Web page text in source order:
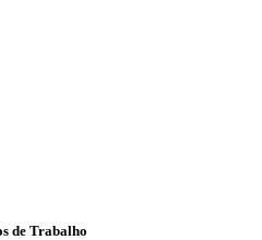
de Trabalho